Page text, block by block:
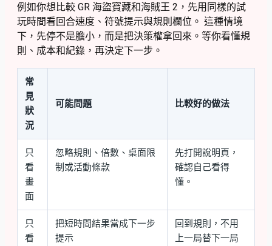
例如你想比較 GR 海盜寶藏和海賊王 2，先用同樣的試
玩時間看回合速度、符號提示與規則欄位。 這種情境
下，先停不是膽小，而是把決策權拿回來。等你看懂規
則、成本和紀錄，再決定下一步。
常
見
狀
況
可能問題 比較好的做法
只
看
畫
面
忽略規則、倍數、桌面限
制或活動條款
先打開說明頁，
確認自己看得
懂。
只
看
把短時間結果當成下一步
提示
回到規則，不用
上一局替下一局